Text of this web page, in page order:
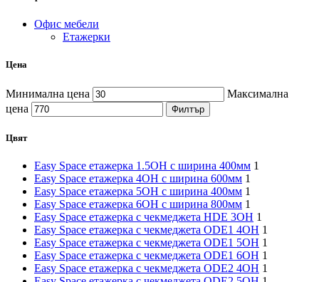
Офис мебели
Етажерки
Цена
Минимална цена
Максимална
цена
Филтър
Цвят
Easy Space етажерка 1.5OH с ширина 400мм 1
Easy Space етажерка 4OH с ширина 600мм 1
Easy Space етажерка 5OH с ширина 400мм 1
Easy Space етажерка 6OH с ширина 800мм 1
Easy Space етажерка с чекмеджета HDE 3OH 1
Easy Space етажерка с чекмеджета ODE1 4OH 1
Easy Space етажерка с чекмеджета ODE1 5OH 1
Easy Space етажерка с чекмеджета ODE1 6OH 1
Easy Space етажерка с чекмеджета ODE2 4OH 1